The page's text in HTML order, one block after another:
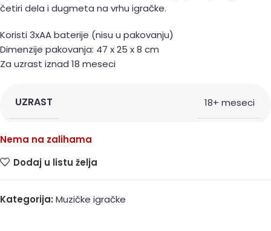
četiri dela i dugmeta na vrhu igračke.
Koristi 3xAA baterije (nisu u pakovanju)
Dimenzije pakovanja: 47 x 25 x 8 cm
Za uzrast iznad 18 meseci
UZRAST 18+ meseci
Nema na zalihama
Dodaj u listu želja
Kategorija: Muzičke igračke